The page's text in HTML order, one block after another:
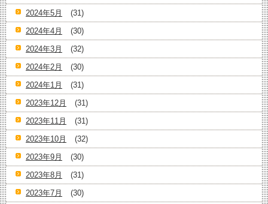
2024年5月
(31)
2024年4月
(30)
2024年3月
(32)
2024年2月
(30)
2024年1月
(31)
2023年12月
(31)
2023年11月
(31)
2023年10月
(32)
2023年9月
(30)
2023年8月
(31)
2023年7月
(30)